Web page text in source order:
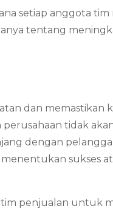
setiap anggota
tentang
dan memastikan
tidak
dengan
sukses
penjualan untuk